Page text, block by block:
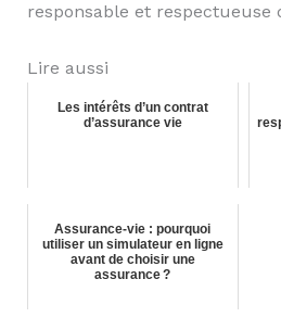
responsable et respectueuse
Lire aussi
Les intérêts d’un contrat
d’assurance vie
Assurance-vie : pourquoi
utiliser un simulateur en ligne
avant de choisir une
assurance ?